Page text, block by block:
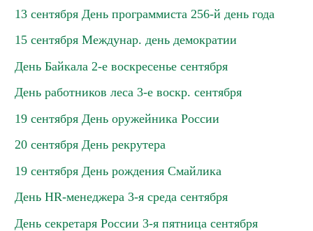
13 сентября День программиста 256-й день года
15 сентября Междунар. день демократии
День Байкала 2-е воскресенье сентября
День работников леса 3-е воскр. сентября
19 сентября День оружейника России
20 сентября День рекрутера
19 сентября День рождения Смайлика
День HR-менеджера 3-я среда сентября
День секретаря России 3-я пятница сентября